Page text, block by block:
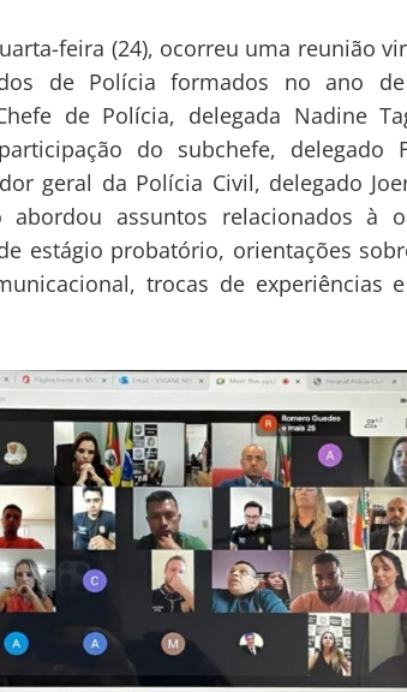
feira (24), ocorreu uma reunião
de Polícia formados no ano
de Polícia, delegada Nadine
do subchefe, delegado
geral da Polícia Civil, delegado
abordou assuntos relacionados à
estágio probatório, orientações
trocas de experiências